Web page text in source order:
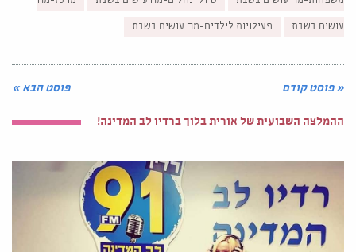
עושים בשבת פעילויות לילדים-מה עושים בשבת
« פוסט קודם פוסט הבא »
ההמלצה השבועית של אורית בלוך ברדיו לב המדינה!